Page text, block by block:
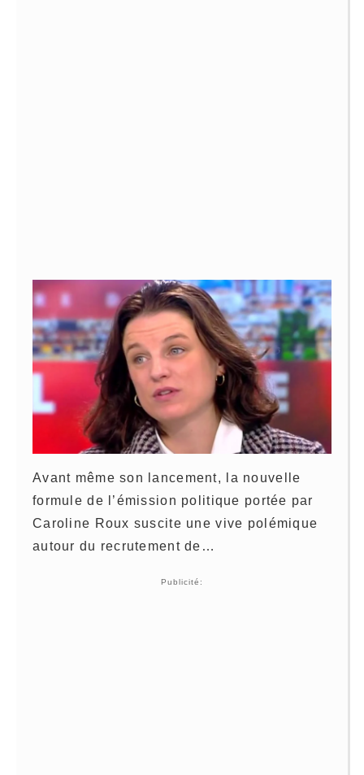
Avant même son lancement, la nouvelle
formule de l’émission politique portée par
Caroline Roux suscite une vive polémique
autour du recrutement de…
Publicité: